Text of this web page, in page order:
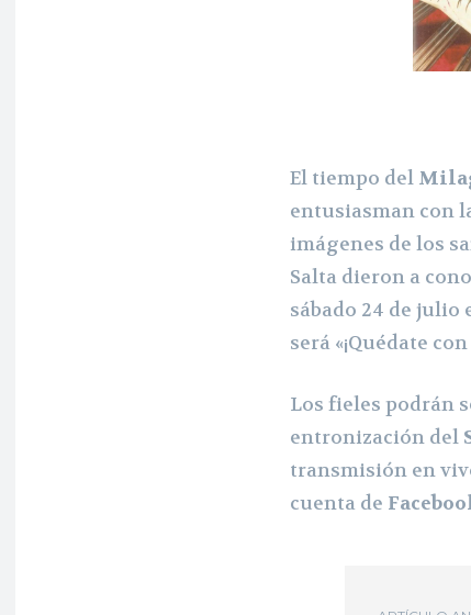
El tiempo del
entusiasman con
imágenes de los
Salta dieron a
sábado 24 de julio
será «¡Quédate
Los fieles podrán
entronización del
transmisión en
cuenta de